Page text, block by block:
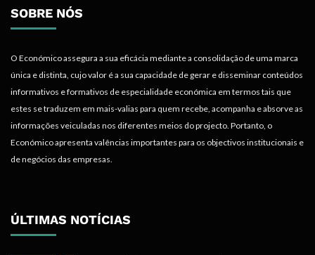
SOBRE NÓS
O Económico assegura a sua eficácia mediante a consolidação de uma marca
única e distinta, cujo valor é a sua capacidade de gerar e disseminar conteúdos
informativos e formativos de especialidade económica em termos tais que
estes se traduzem em mais-valias para quem recebe, acompanha e absorve as
informações veiculadas nos diferentes meios do projecto. Portanto, o
Económico apresenta valências importantes para os objectivos institucionais e
de negócios das empresas.
ÚLTIMAS NOTÍCIAS